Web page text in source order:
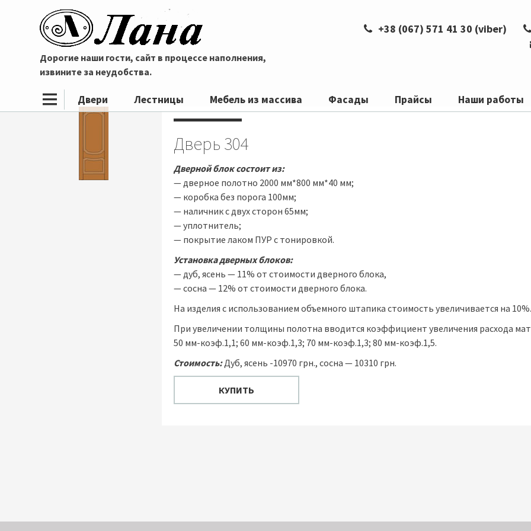
Дорогие наши гости, сайт в процессе наполнения,
извините за неудобства.
+38 (067) 571 41 30 (viber)
Двери Лестницы Мебель из массива Фасады Прайсы Наши работы
Дверь 304
Дверной блок состоит из:
— дверное полотно 2000 мм*800 мм*40 мм;
— коробка без порога 100мм;
— наличник с двух сторон 65мм;
— уплотнитель;
— покрытие лаком ПУР с тонировкой.
Установка дверных блоков:
— дуб, ясень — 11% от стоимости дверного блока,
— сосна — 12% от стоимости дверного блока.
На изделия с использованием объемного штапика стоимость увеличивается на 10%.
При увеличении толщины полотна вводится коэффициент увеличения расхода
50 мм-коэф.1,1; 60 мм-коэф.1,3; 70 мм-коэф.1,3; 80 мм-коэф.1,5.
Стоимость:Дуб, ясень -10970 грн., сосна — 10310 грн.
КУПИТЬ